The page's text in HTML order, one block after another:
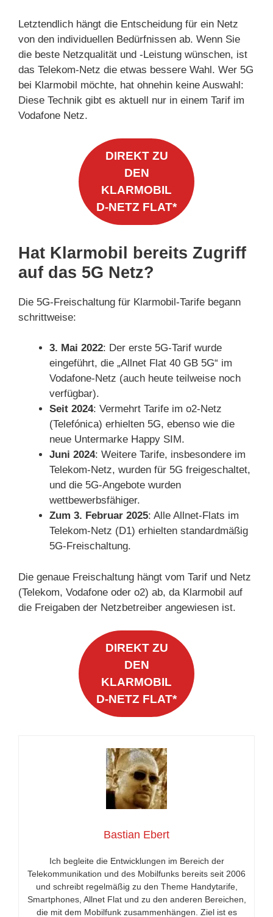
Letztendlich hängt die Entscheidung für ein Netz
von den individuellen Bedürfnissen ab. Wenn Sie
die beste Netzqualität und -Leistung wünschen, ist
das Telekom-Netz die etwas bessere Wahl. Wer 5G
bei Klarmobil möchte, hat ohnehin keine Auswahl:
Diese Technik gibt es aktuell nur in einem Tarif im
Vodafone Netz.
DIREKT ZU
DEN
KLARMOBIL
D-NETZ FLAT*
Hat Klarmobil bereits Zugriff
auf das 5G Netz?
Die 5G-Freischaltung für Klarmobil-Tarife begann
schrittweise:
3. Mai 2022: Der erste 5G-Tarif wurde
eingeführt, die „Allnet Flat 40 GB 5G“ im
Vodafone-Netz (auch heute teilweise noch
verfügbar).
Seit 2024: Vermehrt Tarife im o2-Netz
(Telefónica) erhielten 5G, ebenso wie die
neue Untermarke Happy SIM.
Juni 2024: Weitere Tarife, insbesondere im
Telekom-Netz, wurden für 5G freigeschaltet,
und die 5G-Angebote wurden
wettbewerbsfähiger.
Zum 3. Februar 2025: Alle Allnet-Flats im
Telekom-Netz (D1) erhielten standardmäßig
5G-Freischaltung.
Die genaue Freischaltung hängt vom Tarif und Netz
(Telekom, Vodafone oder o2) ab, da Klarmobil auf
die Freigaben der Netzbetreiber angewiesen ist.
DIREKT ZU
DEN
KLARMOBIL
D-NETZ FLAT*
Bastian Ebert
Ich begleite die Entwicklungen im Bereich der
Telekommunikation und des Mobilfunks bereits seit 2006
und schreibt regelmäßig zu den Theme Handytarife,
Smartphones, Allnet Flat und zu den anderen Bereichen,
die mit dem Mobilfunk zusammenhängen. Ziel ist es